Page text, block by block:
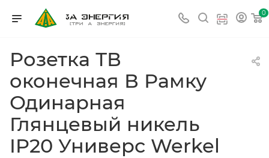
0
Розетка ТВ
оконечная В Рамку
Одинарная
Глянцевый никель
IP20 Универс Werkel